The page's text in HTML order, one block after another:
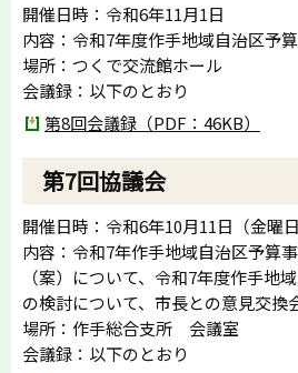
開催日時：令和6年11月1日
内容：令和7年度作手地域自治区予
場所：つくで交流館ホール
会議録：以下のとおり
第8回会議録（PDF：46KB）
第7回協議会
開催日時：令和6年10月11日（金曜日
内容：令和7年作手地域自治区予算
（案）について、令和7年度作手地
の検討について、市長との意見交換
場所：作手総合支所 会議室
会議録：以下のとおり